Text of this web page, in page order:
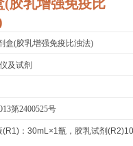
胶乳增强免疫比
盒(胶乳增强免疫比浊法)
及试剂
第2400525号
(R1)：30mL×1瓶，胶乳试剂